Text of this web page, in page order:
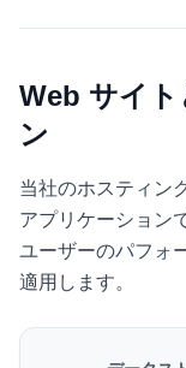
Web サイト
ン
当社のホスティン
アプリケーション
ユーザーのパフォ
適用します。